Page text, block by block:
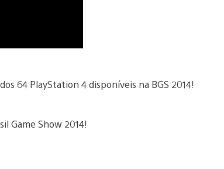
64 PlayStation 4 disponíveis na BGS 2014!
Game Show 2014!